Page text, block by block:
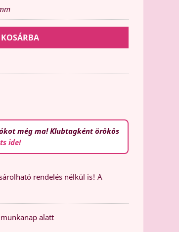
KOSÁRBA
még ma! Klubtagként örökös
ide!
rendelés nélkül is! A
alatt